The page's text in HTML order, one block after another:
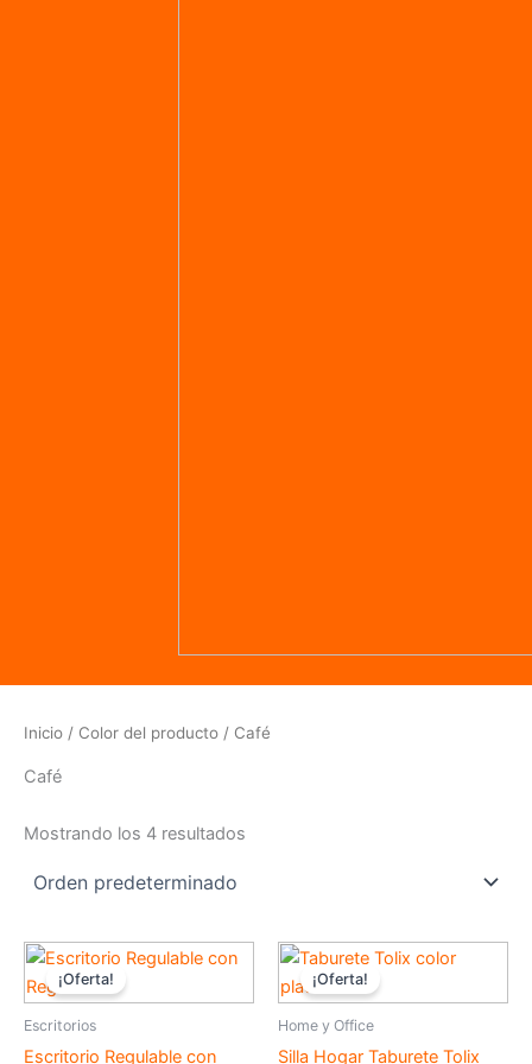
Inicio / Color del producto / Café
Café
Mostrando los 4 resultados
¡Oferta!
Escritorios
Escritorio Regulable con
Rango
de
desde
hasta
Este
producto
múltiples
¡Oferta!
Home y Office
Silla Hogar Taburete Tolix
El
precio
original
era:
$79,00.
El
precio
es: